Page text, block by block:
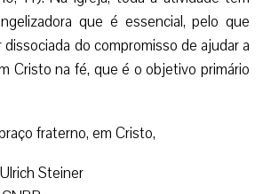
que é essencial, pelo que
do compromisso de ajudar a
Cristo na fé, que é o objetivo primário
fraterno, em Cristo,
Steiner